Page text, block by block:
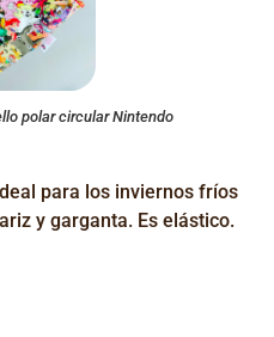
polar circular Nintendo
para los inviernos fríos
y garganta. Es elástico.